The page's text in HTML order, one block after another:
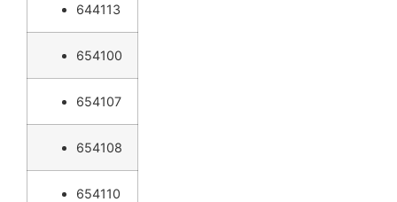
644113
654100
654107
654108
654110